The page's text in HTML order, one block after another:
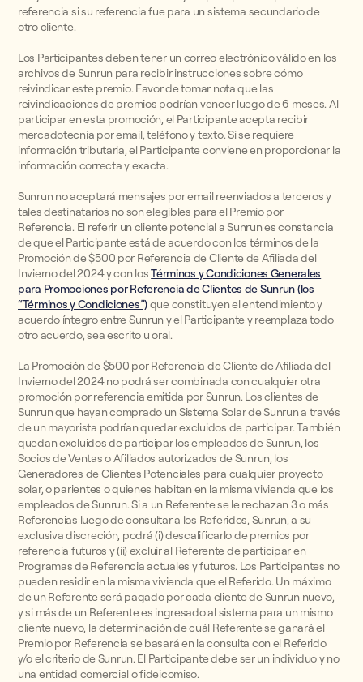
referencia si su referencia fue para un sistema secundario de
otro cliente.
Los Participantes deben tener un correo electrónico válido en los
archivos de Sunrun para recibir instrucciones sobre cómo
reivindicar este premio. Favor de tomar nota que las
reivindicaciones de premios podrían vencer luego de 6 meses. Al
participar en esta promoción, el Participante acepta recibir
mercadotecnia por email, teléfono y texto. Si se requiere
información tributaria, el Participante conviene en proporcionar la
información correcta y exacta.
Sunrun no aceptará mensajes por email reenviados a terceros y
tales destinatarios no son elegibles para el Premio por
Referencia. El referir un cliente potencial a Sunrun es constancia
de que el Participante está de acuerdo con los términos de la
Promoción de $500 por Referencia de Cliente de Afiliada del
Invierno del 2024 y con losTérminos y Condiciones Generales
para Promociones por Referencia de Clientes de Sunrun (los
“Términos y Condiciones”)que constituyen el entendimiento y
acuerdo íntegro entre Sunrun y el Participante y reemplaza todo
otro acuerdo, sea escrito u oral.
La Promoción de $500 por Referencia de Cliente de Afiliada del
Invierno del 2024 no podrá ser combinada con cualquier otra
promoción por referencia emitida por Sunrun. Los clientes de
Sunrun que hayan comprado un Sistema Solar de Sunrun a través
de un mayorista podrían quedar excluidos de participar. También
quedan excluidos de participar los empleados de Sunrun, los
Socios de Ventas o Afiliados autorizados de Sunrun, los
Generadores de Clientes Potenciales para cualquier proyecto
solar, o parientes o quienes habitan en la misma vivienda que los
empleados de Sunrun. Si a un Referente se le rechazan 3 o más
Referencias luego de consultar a los Referidos, Sunrun, a su
exclusiva discreción, podrá (i) descalificarlo de premios por
referencia futuros y (ii) excluir al Referente de participar en
Programas de Referencia actuales y futuros. Los Participantes no
pueden residir en la misma vivienda que el Referido. Un máximo
de un Referente será pagado por cada cliente de Sunrun nuevo,
y si más de un Referente es ingresado al sistema para un mismo
cliente nuevo, la determinación de cuál Referente se ganará el
Premio por Referencia se basará en la consulta con el Referido
y/o el criterio de Sunrun. El Participante debe ser un individuo y no
una entidad comercial o fideicomiso.